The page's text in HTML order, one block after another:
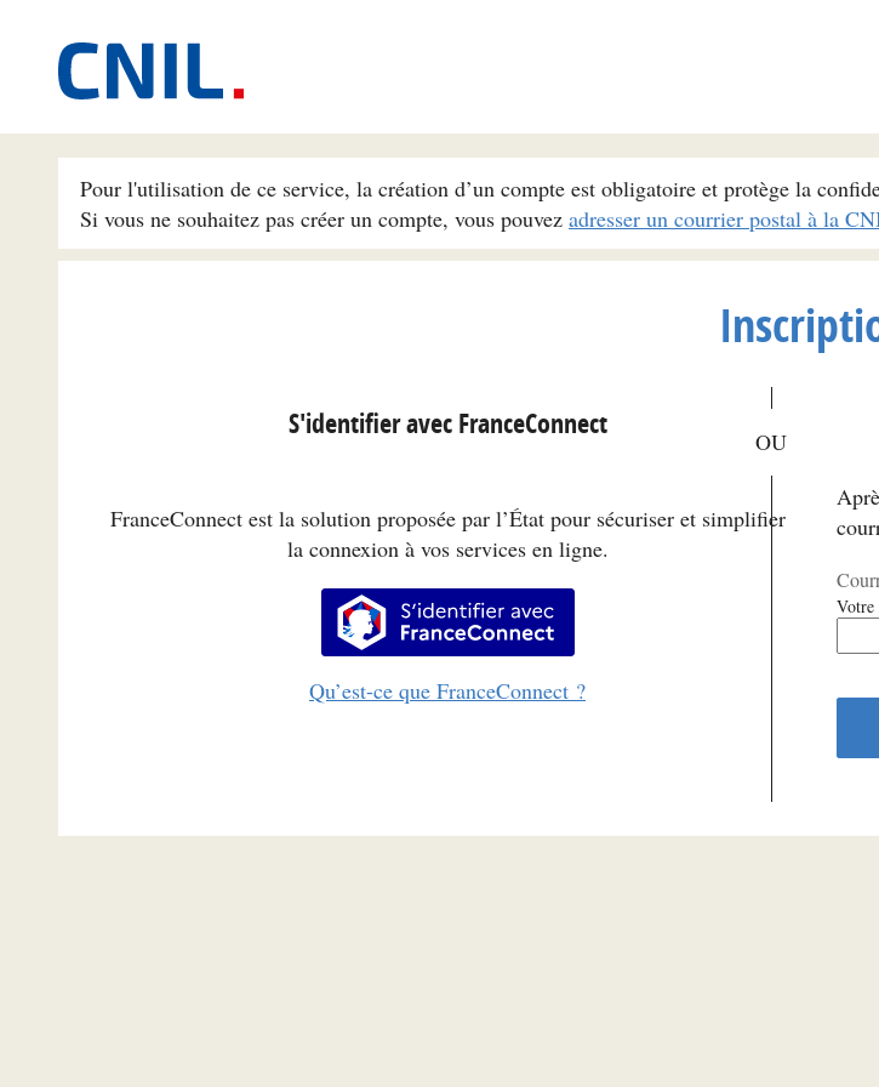
Pour l'utilisation de ce service, la création d’un compte est obligatoire et protège la
Si vous ne souhaitez pas créer un compte, vous pouvez adresser un courrier postal à la
S'identifier avec FranceConnect
FranceConnect est la solution proposée par l’État pour sécuriser et simplifier
la connexion à vos services en ligne.
S’identifier avec FranceConnect
Qu’est-ce que FranceConnect ?
Votre